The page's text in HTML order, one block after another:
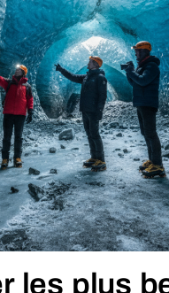
les plus